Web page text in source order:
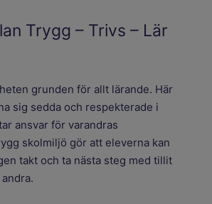
Trygg – Trivs – Lär
grunden för allt lärande. Här
sig sedda och respekterade i
ansvar för varandras
skolmiljö gör att eleverna kan
takt och ta nästa steg med tillit